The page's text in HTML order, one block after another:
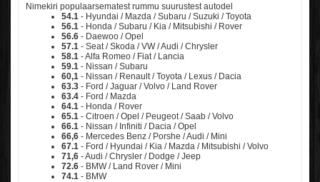
Nimekiri populaarsematest rummu suurustest autodel
54.1 - Hyundai / Mazda / Subaru / Suzuki / Toyota
56.1 - Honda / Subaru / Kia / Mitsubishi / Rover
56.6 - Daewoo / Opel
57.1 - Seat / Skoda / VW / Audi / Chrysler
58.1 - Alfa Romeo / Fiat / Lancia
59.1 - Nissan / Subaru
60,1 - Nissan / Renault / Toyota / Lexus / Dacia
63.3 - Ford / Jaguar / Volvo / Land Rover
63.4 - Ford / Mazda
64.1 - Honda / Rover
65.1 - Citroen / Opel / Peugeot / Saab / Volvo
66.1 - Nissan / Infiniti / Dacia / Opel
66,6 - Mercedes Benz / Porshe / Audi / Mini
67.1 - Ford / Hyundai / Kia / Mazda / Mitsubishi / Volvo
71,6 - Audi / Chrysler / Dodge / Jeep
72.6 - BMW / Land Rover / Mini
74.1 - BMW